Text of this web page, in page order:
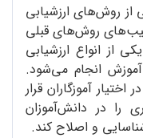
از روش‌های ارزشیابی
روش‌های قبلی
از انواع ارزشیابی
انجام می‌شود.
آموزگاران قرار
را در دانش‌آموزان
و اصلاح کند.